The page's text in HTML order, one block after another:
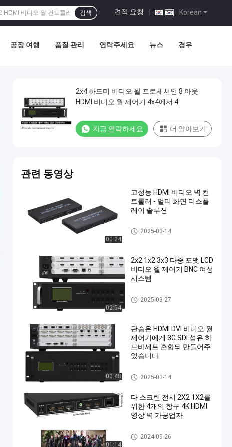
Korean
견적 요청
검색
공장 여행 품질 관리 연락주세요 뉴스 경우
2x4 하드미 비디오 월 프로세서인 8 아웃
HDMI 비디오 월 제어기 4x4에서 4
지금 연락하세요 더 알아보기
관련 동영상
00:24
고성능 HDMI 비디오 벽 컨
트롤러 - 멀티 화면 디스플
레이 솔루션
HDMI 비디오 월 컨트롤러
2025-03-14
02:54
2x2 1x2 3x3 다중 포맷 LCD
비디오 월 제어기 BNC 여성
시스템
HDMI 비디오 월 컨트롤러
2025-03-27
00:48
관습은 HDMI DVI 비디오 월
제어기에게 3G SDI 섬유 하
드바세트 혼합되 만들어주
었습니다
HDMI 비디오 월 컨트롤러
2025-03-14
01:14
다 스크린 전시 2X2 1X2를
위한 4개의 항구 4K HDMI
영상 벽 가공업자
HDMI 비디오 월 컨트롤러
2024-09-26